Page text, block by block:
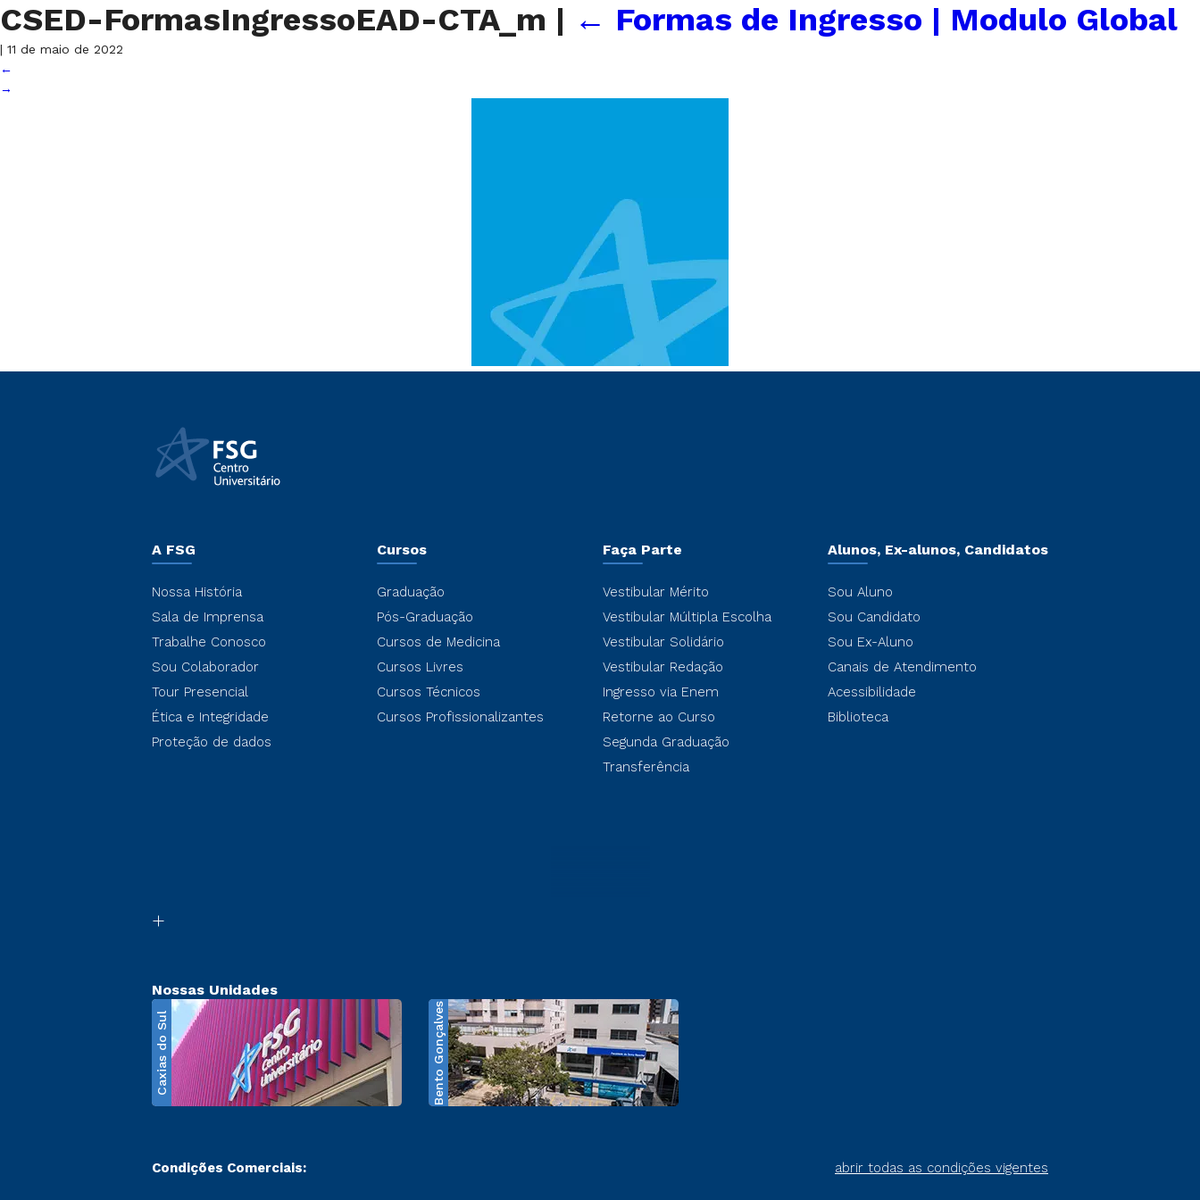
CSED-FormasIngressoEAD-CTA_m | ← Formas de Ingresso | Modulo Global
| 11 de maio de 2022
←
→
A FSG
Nossa História
Sala de Imprensa
Trabalhe Conosco
Sou Colaborador
Tour Presencial
Ética e Integridade
Proteção de dados
Cursos
Graduação
Pós-Graduação
Cursos de Medicina
Cursos Livres
Cursos Técnicos
Cursos Profissionalizantes
Faça Parte
Vestibular Mérito
Vestibular Múltipla Escolha
Vestibular Solidário
Vestibular Redação
Ingresso via Enem
Retorne ao Curso
Segunda Graduação
Transferência
Alunos, Ex-alunos, Candidatos
Sou Aluno
Sou Candidato
Sou Ex-Aluno
Canais de Atendimento
Acessibilidade
Biblioteca
Nossas Unidades
Caxias do Sul Bento Gonçalves
Condições Comerciais: abrir todas as condições vigentes